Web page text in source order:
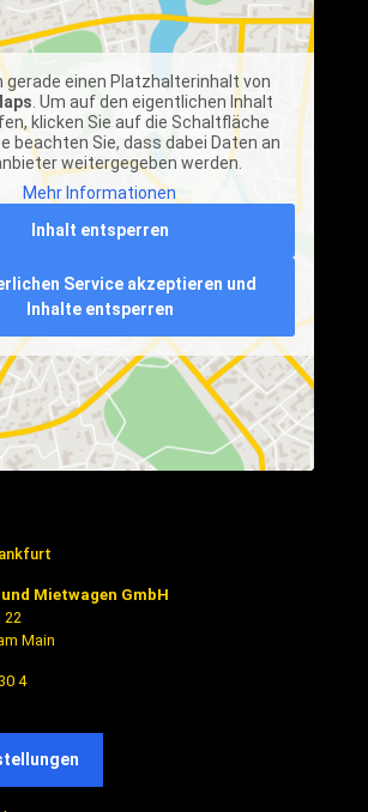
gerade einen Platzhalterinhalt von
. Um auf den eigentlichen Inhalt
klicken Sie auf die Schaltfläche
beachten Sie, dass dabei Daten an
weitergegeben werden.
Mehr Informationen
Inhalt entsperren
Service akzeptieren und
Inhalte entsperren
Mietwagen GmbH
22
Main
4